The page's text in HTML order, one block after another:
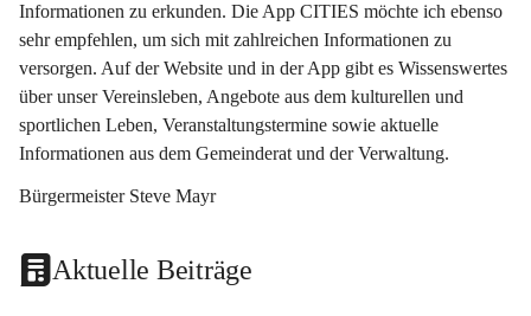
Informationen zu erkunden. Die App CITIES möchte ich ebenso
sehr empfehlen, um sich mit zahlreichen Informationen zu
versorgen. Auf der Website und in der App gibt es Wissenswertes
über unser Vereinsleben, Angebote aus dem kulturellen und
sportlichen Leben, Veranstaltungstermine sowie aktuelle
Informationen aus dem Gemeinderat und der Verwaltung.
Bürgermeister Steve Mayr
Aktuelle Beiträge